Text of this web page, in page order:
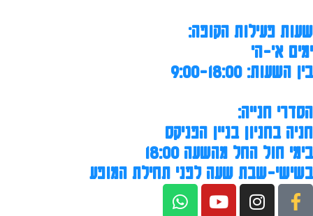
שעות פעילות הקופה:
ימים א'-ה'
בין השעות: 9:00-18:00
הסדרי חנייה:
חניה בחניון בניין הפניקס
בימי חול החל מהשעה 18:00
בשישי-שבת שעה לפני תחילת המופע